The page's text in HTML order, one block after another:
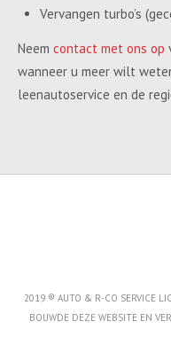
Vervangen turbo’s
Neem contact met ons op
wanneer u meer wilt
leenautoservice en de
2019 ® AUTO & R-CO SERVICE
BOUWDE DEZE WEBSITE EN